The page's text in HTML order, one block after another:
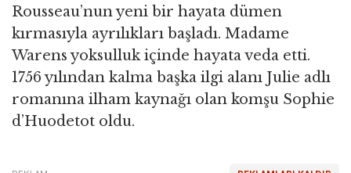
Rousseau’nun yeni bir hayata dümen
kırmasıyla ayrılıkları başladı. Madame
Warens yoksulluk içinde hayata veda etti.
1756 yılından kalma başka ilgi alanı Julie adlı
romanına ilham kaynağı olan komşu Sophie
d’Huodetot oldu.